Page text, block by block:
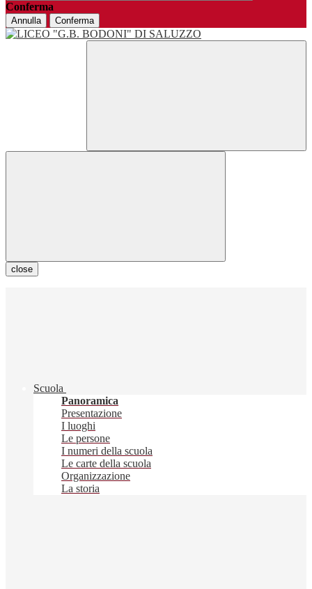
Conferma
Annulla Conferma
close
Scuola
Panoramica
Presentazione
I luoghi
Le persone
I numeri della scuola
Le carte della scuola
Organizzazione
La storia